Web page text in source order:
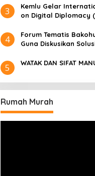
3
​Kemlu Gelar
on Digital Diplomacy
4
Forum Tematis
Guna Diskusikan
Masing
5 WATAK DAN SIFAT
Rumah Murah